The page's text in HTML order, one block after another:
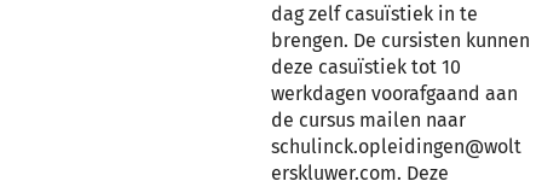
dag zelf casuïstiek in te
brengen. De cursisten kunnen
deze casuïstiek tot 10
werkdagen voorafgaand aan
de cursus mailen naar
schulinck.opleidingen@wolt
erskluwer.com. Deze